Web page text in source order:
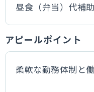
昼食（弁当）代補助
アピールポイント
柔軟な勤務体制と